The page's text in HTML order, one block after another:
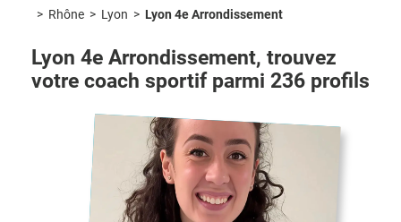
> Rhône > Lyon > Lyon 4e Arrondissement
Lyon 4e Arrondissement, trouvez
votre coach sportif parmi 236 profils